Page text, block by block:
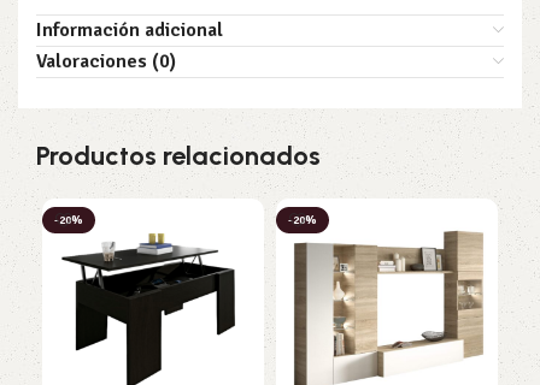
Información adicional
Valoraciones (0)
Productos relacionados
-20% -20%